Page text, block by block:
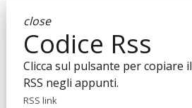
close
Codice Rss
Clicca sul pulsante per copiare
RSS negli appunti.
RSS link